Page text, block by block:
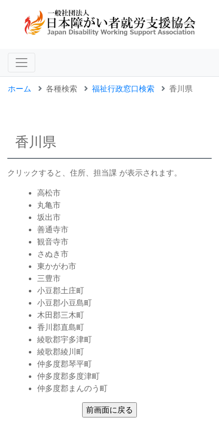
ホーム 各種検索 福祉行政窓口検索 香川県
香川県
クリックすると、住所、担当課 が表示されます。
高松市
丸亀市
坂出市
善通寺市
観音寺市
さぬき市
東かがわ市
三豊市
小豆郡土庄町
小豆郡小豆島町
木田郡三木町
香川郡直島町
綾歌郡宇多津町
綾歌郡綾川町
仲多度郡琴平町
仲多度郡多度津町
仲多度郡まんのう町